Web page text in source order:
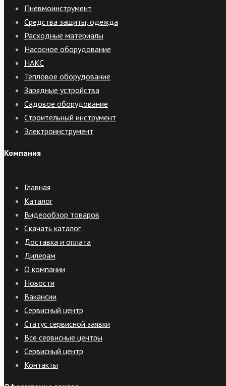
Пневмоинструмент
Средства защиты, одежда
Расходные материалы
Насосное оборудование
НАКС
Тепловое оборудование
Зарядные устройства
Садовое оборудование
Строительный инструмент
Электроинструмент
Компания
Главная
Каталог
Видеообзор товаров
Скачать каталог
Доставка и оплата
Дилерам
О компании
Новости
Вакансии
Сервисный центр
Статус сервисной заявки
Все сервисные центры
Сервисный центр
Контакты